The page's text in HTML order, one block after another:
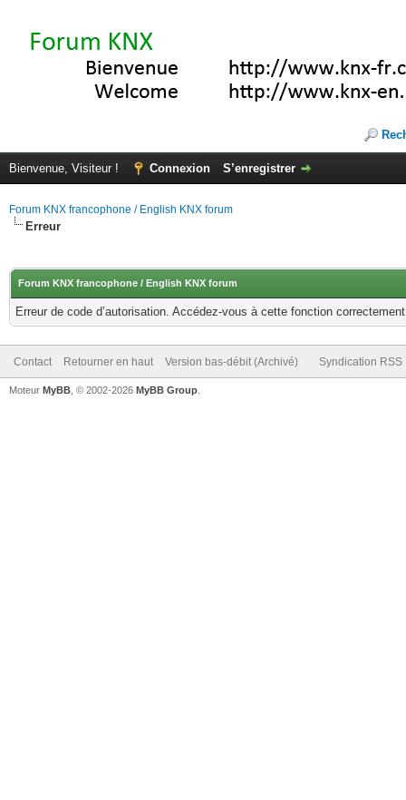
Bienvenue, Visiteur ! Connexion S’enregistrer
Forum KNX francophone / English KNX forum
Erreur
Forum KNX francophone / English KNX forum
Erreur de code d’autorisation. Accédez-vous à cette fonction
Contact Retourner en haut Version bas-débit (Archivé) Syndication RSS
Moteur MyBB , © 2002-2026 MyBB Group